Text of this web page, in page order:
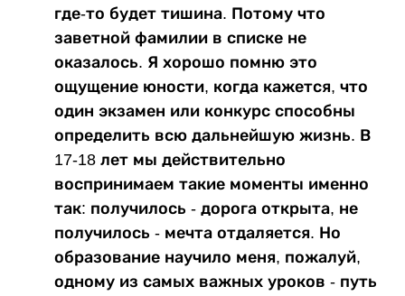
где-то будет тишина. Потому что
заветной фамилии в списке не
оказалось. Я хорошо помню это
ощущение юности, когда кажется, что
один экзамен или конкурс способны
определить всю дальнейшую жизнь. В
17-18 лет мы действительно
воспринимаем такие моменты именно
так: получилось - дорога открыта, не
получилось - мечта отдаляется. Но
образование научило меня, пожалуй,
одному из самых важных уроков - путь